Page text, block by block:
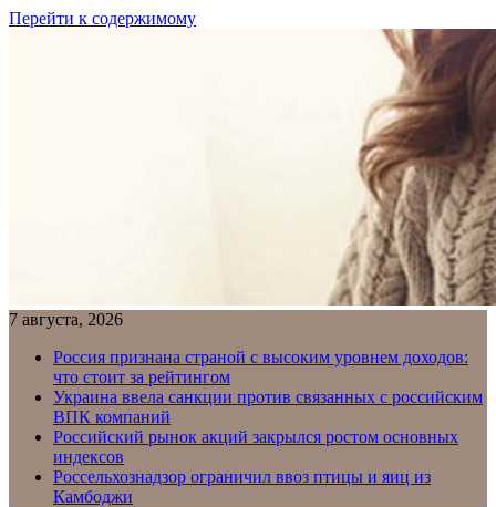
Перейти к содержимому
7 августа, 2026
Россия признана страной с высоким уровнем доходов:
что стоит за рейтингом
Украина ввела санкции против связанных с российским
ВПК компаний
Российский рынок акций закрылся ростом основных
индексов
Россельхознадзор ограничил ввоз птицы и яиц из
Камбоджи